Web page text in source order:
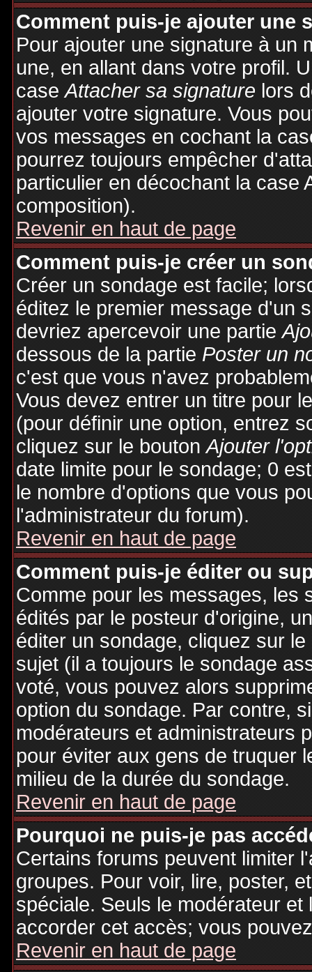
Comment puis-je ajouter une
Pour ajouter une signature à un
une, en allant dans votre profil.
caseAttacher sa signaturelors
ajouter votre signature. Vous
vos messages en cochant la
pourrez toujours empêcher
particulier en décochant la case
composition).
Revenir en haut de page
Comment puis-je créer un
Créer un sondage est facile;
éditez le premier message d'un
devriez apercevoir une partie
dessous de la partiePoster un
c'est que vous n'avez
Vous devez entrer un titre pour
(pour définir une option, entrez
cliquez sur le boutonAjouter
date limite pour le sondage; 0
le nombre d'options que vous
l'administrateur du forum).
Revenir en haut de page
Comment puis-je éditer ou
Comme pour les messages, les
édités par le posteur d'origine,
éditer un sondage, cliquez sur
sujet (il a toujours le sondage
voté, vous pouvez alors
option du sondage. Par contre,
modérateurs et administrateurs
pour éviter aux gens de truquer
milieu de la durée du sondage.
Revenir en haut de page
Pourquoi ne puis-je pas
Certains forums peuvent limiter
groupes. Pour voir, lire, poster,
spéciale. Seuls le modérateur
accorder cet accès; vous
Revenir en haut de page